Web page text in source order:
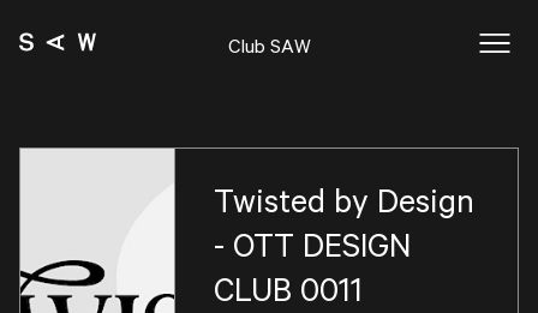
Club SAW
Twisted by Design
- OTT DESIGN
CLUB 0011